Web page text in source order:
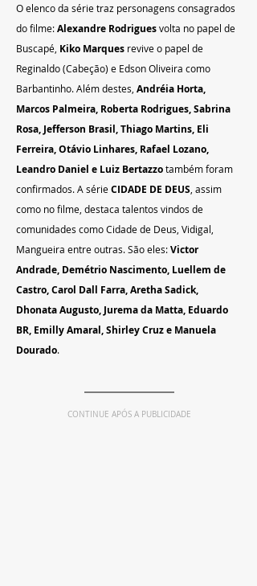
O elenco da série traz personagens consagrados
do filme: Alexandre Rodrigues volta no papel de
Buscapé, Kiko Marques revive o papel de
Reginaldo (Cabeção) e Edson Oliveira como
Barbantinho. Além destes, Andréia Horta,
Marcos Palmeira, Roberta Rodrigues, Sabrina
Rosa, Jefferson Brasil, Thiago Martins, Eli
Ferreira, Otávio Linhares, Rafael Lozano,
Leandro Daniel e Luiz Bertazzo também foram
confirmados. A série CIDADE DE DEUS , assim
como no filme, destaca talentos vindos de
comunidades como Cidade de Deus, Vidigal,
Mangueira entre outras. São eles: Victor
Andrade, Demétrio Nascimento, Luellem de
Castro, Carol Dall Farra, Aretha Sadick,
Dhonata Augusto, Jurema da Matta, Eduardo
BR, Emilly Amaral, Shirley Cruz e Manuela
Dourado.
CONTINUE APÓS A PUBLICIDADE